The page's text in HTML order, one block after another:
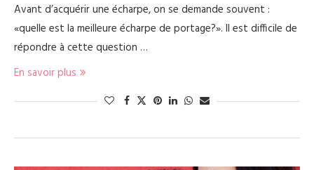
Avant d’acquérir une écharpe, on se demande souvent :
«quelle est la meilleure écharpe de portage?». Il est difficile de
répondre à cette question …
En savoir plus